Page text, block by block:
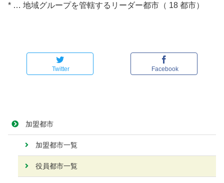
* … 地域グループを管轄するリーダー都市（ 18 都市）
Twitter Facebook
加盟都市
加盟都市一覧
役員都市一覧